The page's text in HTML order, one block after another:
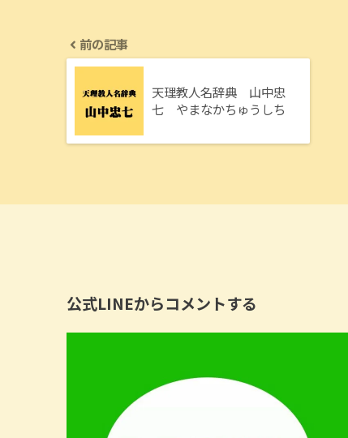
前の記事
天理教人名辞典 山中忠
七 やまなかちゅうしち
公式LINEからコメントする